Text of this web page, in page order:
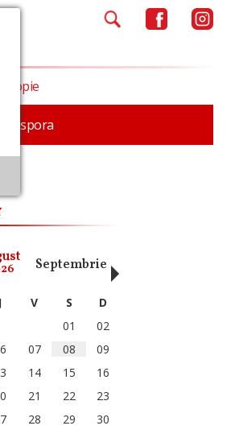
Diaspora
Septembrie Octombrie
J V S
D
01
02
07 08
09
14 15
16
21 22
23
28 29
30